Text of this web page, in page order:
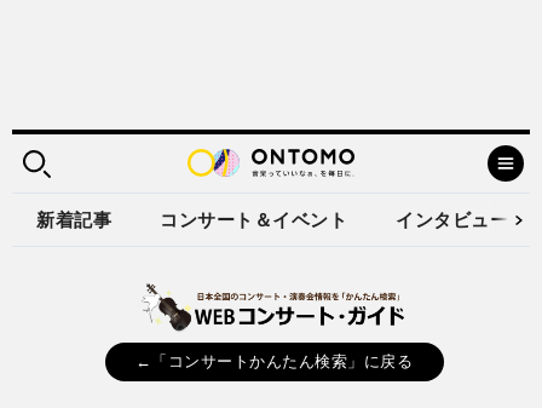
新着記事 コンサート＆イベント インタビュー
←「コンサートかんたん検索」に戻る